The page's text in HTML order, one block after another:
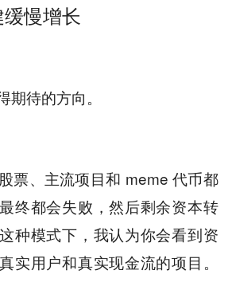
慢增长
待的方向。
票、主流项目和 meme 代币都
终都会失败，然后剩余资本转
种模式下，我认为你会看到资
实用户和真实现金流的项目。